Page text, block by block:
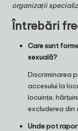
organizații
Întrebări
Care sunt
sexuală?
Discriminarea
accesului la
locuințe;
excluderea din
Unde pot